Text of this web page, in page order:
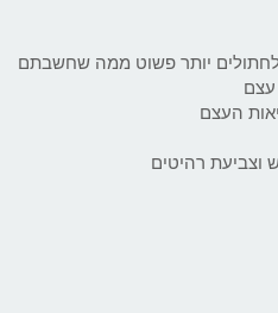
לחתולים יותר פשוט ממה שחשבתם
עצם
העצם
וצביעת רהיטים